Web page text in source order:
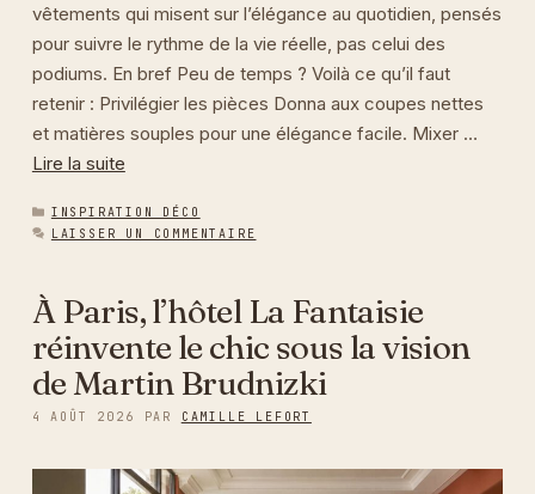
vêtements qui misent sur l’élégance au quotidien, pensés
pour suivre le rythme de la vie réelle, pas celui des
podiums. En bref Peu de temps ? Voilà ce qu’il faut
retenir : Privilégier les pièces Donna aux coupes nettes
et matières souples pour une élégance facile. Mixer …
Lire la suite
CATÉGORIES
INSPIRATION DÉCO
LAISSER UN COMMENTAIRE
À Paris, l’hôtel La Fantaisie
réinvente le chic sous la vision
de Martin Brudnizki
4 AOÛT 2026 PAR CAMILLE LEFORT